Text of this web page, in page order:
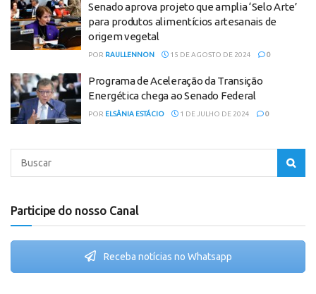
Senado aprova projeto que amplia ‘Selo Arte’
para produtos alimentícios artesanais de
origem vegetal
POR RAULLENNON 15 DE AGOSTO DE 2024 0
Programa de Aceleração da Transição
Energética chega ao Senado Federal
POR ELSÂNIA ESTÁCIO 1 DE JULHO DE 2024 0
Participe do nosso Canal
Receba notícias no Whatsapp